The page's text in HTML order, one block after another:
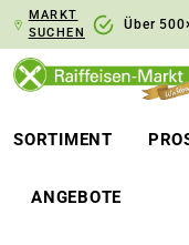
Zur
MARKT
SUCHEN
Über
SORTIMENT
ANGEBOTE